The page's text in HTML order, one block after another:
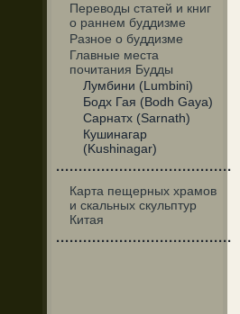
Переводы статей и книг
о раннем буддизме
Разное о буддизме
Главные места
почитания Будды
Лумбини (Lumbini)
Бодх Гая (Bodh Gaya)
Сарнатх (Sarnath)
Кушинагар
(Kushinagar)
·······································
Карта пещерных храмов
и скальных скульптур
Китая
·······································